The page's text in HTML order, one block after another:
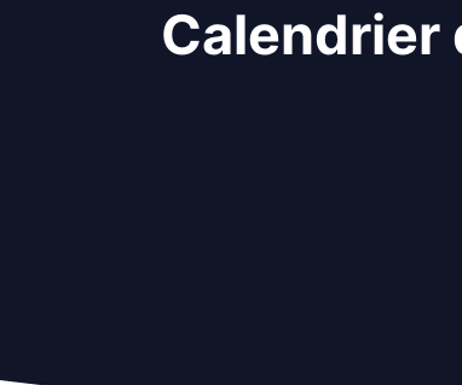
Calendrier